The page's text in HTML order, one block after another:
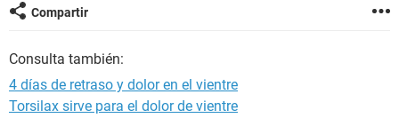
Compartir
Consulta también:
4 días de retraso y dolor en el vientre
Torsilax sirve para el dolor de vientre